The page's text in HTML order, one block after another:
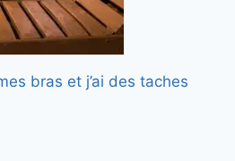
bras et j’ai des taches